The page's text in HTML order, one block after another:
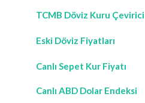
TCMB Döviz Kuru Çevirici
Eski Döviz Fiyatları
Canlı Sepet Kur Fiyatı
Canlı ABD Dolar Endeksi